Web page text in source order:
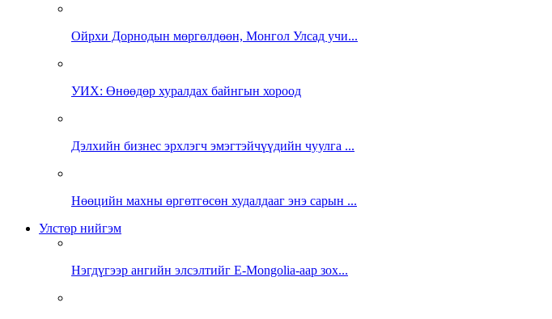
Ойрхи Дорнодын мөргөлдөөн, Монгол Улсад учи...
УИХ: Өнөөдөр хуралдах байнгын хороод
Дэлхийн бизнес эрхлэгч эмэгтэйчүүдийн чуулга ...
Нөөцийн махны өргөтгөсөн худалдааг энэ сарын ...
Улстөр нийгэм
Нэгдүгээр ангийн элсэлтийг E-Mongolia-аар зох...